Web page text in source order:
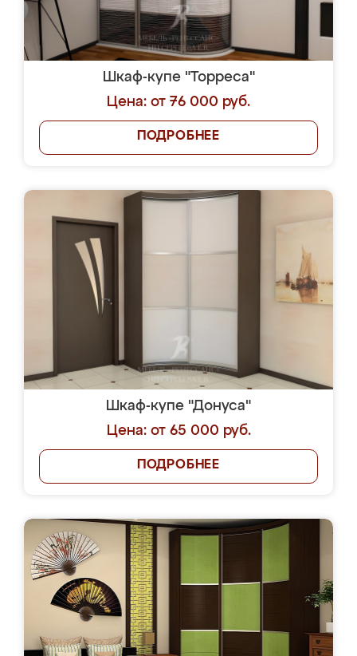
Шкаф-купе "Торреса"
Цена: от 76 000 руб.
ПОДРОБНЕЕ
Шкаф-купе "Донуса"
Цена: от 65 000 руб.
ПОДРОБНЕЕ